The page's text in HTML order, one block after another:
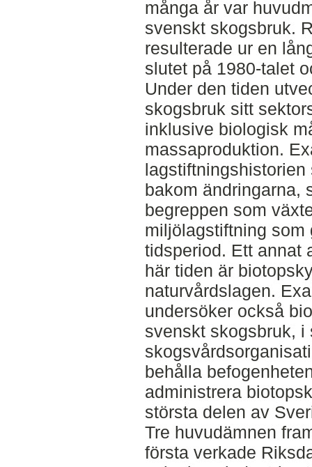
många år var
svenskt skogsbruk.
resulterade ur en
slutet på 1980-talet
Under den tiden
skogsbruk sitt
inklusive biologisk
massaproduktion.
lagstiftningshistorien
bakom ändringarna,
begreppen som
miljölagstiftning som
tidsperiod. Ett annat
här tiden är
naturvårdslagen.
undersöker också
svenskt skogsbruk, i
behålla
administrera
största delen av
Tre huvudämnen
första verkade